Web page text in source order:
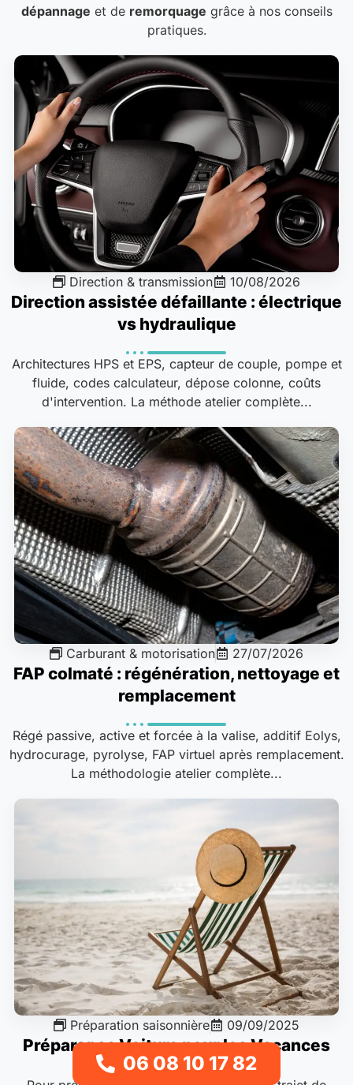
dépannage et de remorquage grâce à nos conseils
pratiques.
Direction & transmission 10/08/2026
Direction assistée défaillante : électrique
vs hydraulique
Architectures HPS et EPS, capteur de couple, pompe et
fluide, codes calculateur, dépose colonne, coûts
d'intervention. La méthode atelier complète...
Carburant & motorisation 27/07/2026
FAP colmaté : régénération, nettoyage et
remplacement
Régé passive, active et forcée à la valise, additif Eolys,
hydrocurage, pyrolyse, FAP virtuel après remplacement.
La méthodologie atelier complète...
Préparation saisonnière 09/09/2025
Préparer sa Voiture pour les Vacances
06 08 10 17 82